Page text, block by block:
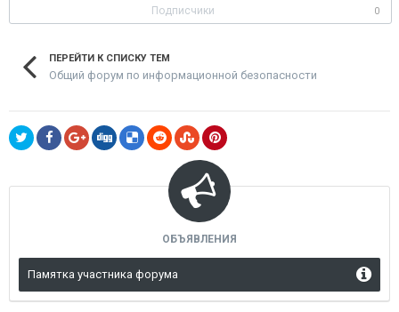
Подписчики 0
ПЕРЕЙТИ К СПИСКУ ТЕМ
Общий форум по информационной безопасности
ОБЪЯВЛЕНИЯ
Памятка участника форума